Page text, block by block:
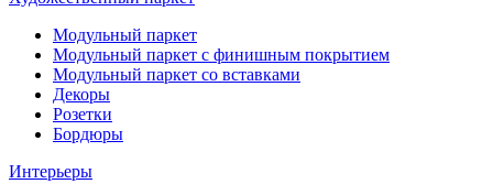
Модульный паркет
Модульный паркет с финишным покрытием
Модульный паркет со вставками
Декоры
Розетки
Бордюры
Интерьеры